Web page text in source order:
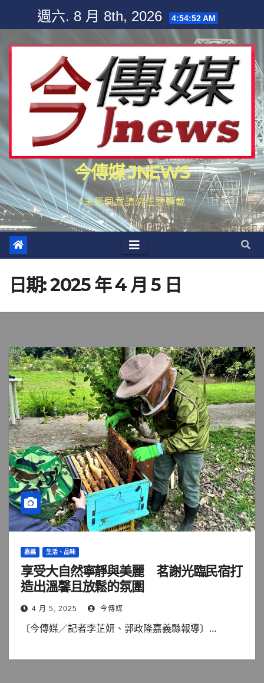
content
週六. 8 月 8th, 2026 4:54:53 AM
今傳媒 JNEWS
#未經同意請勿任意轉載
日期:2025 年 4 月 5 日
嘉義 生活、品味
享受大自然寧靜與美麗 茗謝光臨民宿打
造出溫馨且放鬆的氛圍
4 月 5, 2025 今傳媒
〔今傳媒／記者李芷妍、郭政隆嘉義縣報導〕...